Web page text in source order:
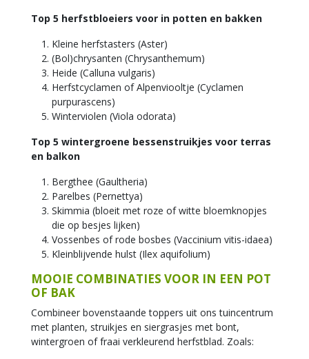
Top 5 herfstbloeiers voor in potten en bakken
Kleine herfstasters (Aster)
(Bol)chrysanten (Chrysanthemum)
Heide (Calluna vulgaris)
Herfstcyclamen of Alpenviooltje (Cyclamen
purpurascens)
Winterviolen (Viola odorata)
Top 5 wintergroene bessenstruikjes voor terras
en balkon
Bergthee (Gaultheria)
Parelbes (Pernettya)
Skimmia (bloeit met roze of witte bloemknopjes
die op besjes lijken)
Vossenbes of rode bosbes (Vaccinium vitis-idaea)
Kleinblijvende hulst (Ilex aquifolium)
MOOIE COMBINATIES VOOR IN EEN POT
OF BAK
Combineer bovenstaande toppers uit ons tuincentrum
met planten, struikjes en siergrasjes met bont,
wintergroen of fraai verkleurend herfstblad. Zoals: